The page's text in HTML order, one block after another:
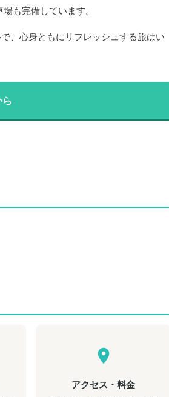
も完備しています。
、心身ともにリフレッシュする旅はい
アクセス・料金